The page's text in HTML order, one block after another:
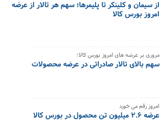
از سیمان و کلینکر تا پلیمرها؛ سهم هر تالار از عرضه
امروز بورس کالا
مروری بر عرضه های امروز بورس کالا؛
سهم بالای تالار صادراتی در عرضه محصولات
امروز رقم می خورد
عرضه ۲.۶ میلیون تن محصول در بورس کالا